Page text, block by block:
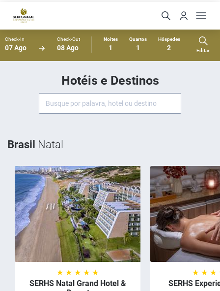
Check-In
07 Ago
Check-Out
08 Ago
Noites
1
Quartos
1
Hóspedes
2 Editar
Hotéis e Destinos
Brasil Natal
★ ★ ★ ★ ★
SERHS Natal Grand Hotel &
★ ★ ★
SERHS